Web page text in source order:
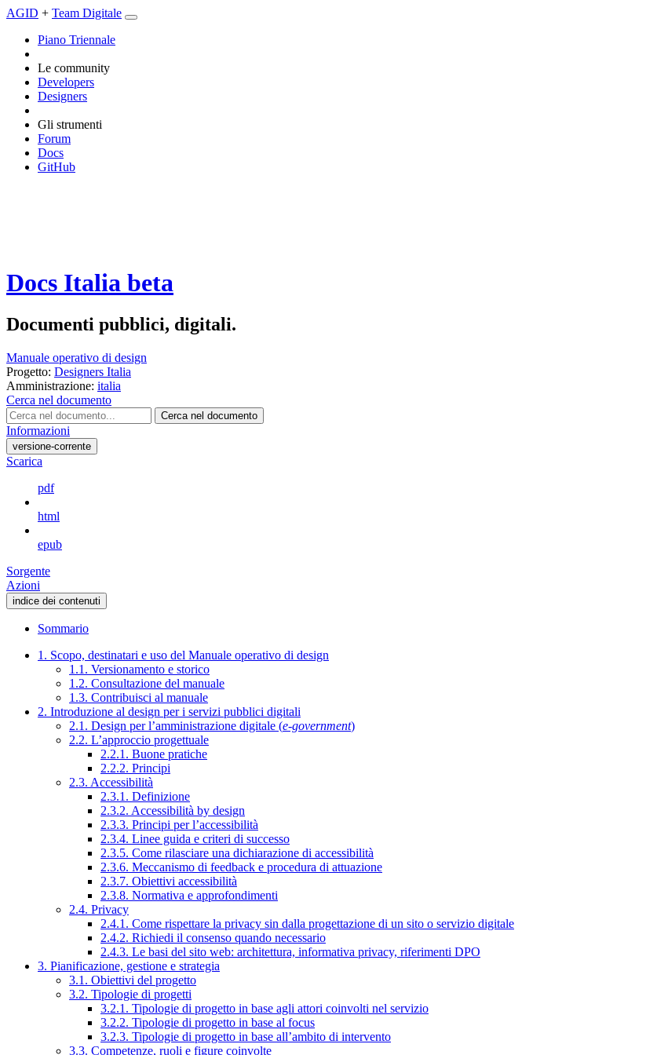
AGID + Team Digitale
Piano Triennale
Le community
Developers
Designers
Gli strumenti
Forum
Docs
GitHub
Docs Italia beta
Documenti pubblici, digitali.
Manuale operativo di design
Progetto: Designers Italia
Amministrazione: italia
Cerca nel documento
Cerca nel documento
Informazioni
versione-corrente
Scarica
pdf
html
epub
Sorgente
Azioni
indice dei contenuti
Sommario
1. Scopo, destinatari e uso del Manuale operativo di design
1.1. Versionamento e storico
1.2. Consultazione del manuale
1.3. Contribuisci al manuale
2. Introduzione al design per i servizi pubblici digitali
2.1. Design per l’amministrazione digitale (e-government)
2.2. L’approccio progettuale
2.2.1. Buone pratiche
2.2.2. Principi
2.3. Accessibilità
2.3.1. Definizione
2.3.2. Accessibilità by design
2.3.3. Principi per l’accessibilità
2.3.4. Linee guida e criteri di successo
2.3.5. Come rilasciare una dichiarazione di accessibilità
2.3.6. Meccanismo di feedback e procedura di attuazione
2.3.7. Obiettivi accessibilità
2.3.8. Normativa e approfondimenti
2.4. Privacy
2.4.1. Come rispettare la privacy sin dalla progettazione di un sito o servizio digitale
2.4.2. Richiedi il consenso quando necessario
2.4.3. Le basi del sito web: architettura, informativa privacy, riferimenti DPO
3. Pianificazione, gestione e strategia
3.1. Obiettivi del progetto
3.2. Tipologie di progetti
3.2.1. Tipologie di progetto in base agli attori coinvolti nel servizio
3.2.2. Tipologie di progetto in base al focus
3.2.3. Tipologie di progetto in base all’ambito di intervento
3.3. Competenze, ruoli e figure coinvolte